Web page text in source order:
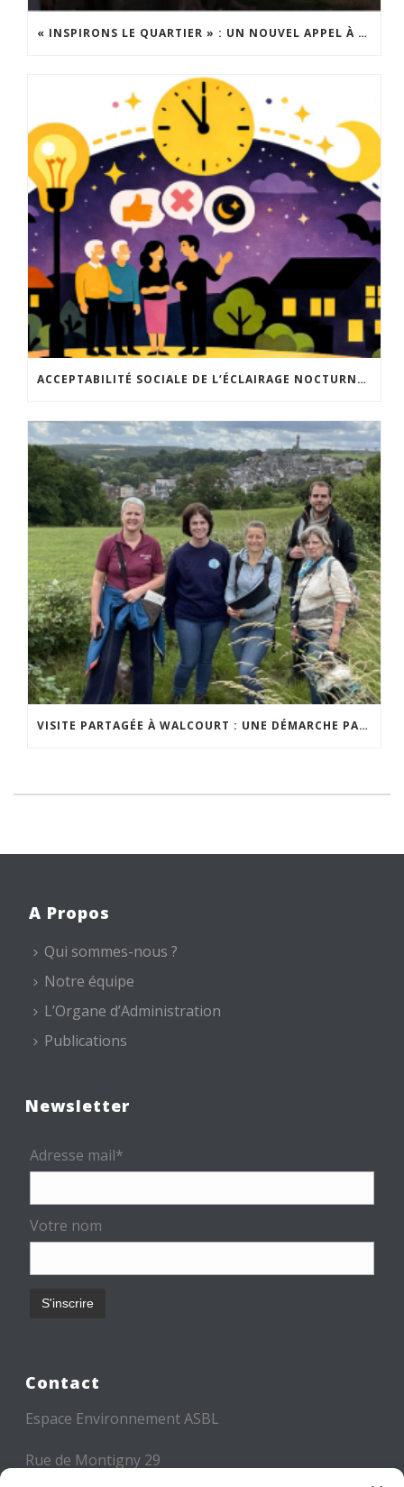
« INSPIRONS LE QUARTIER » : UN NOUVEL APPEL À PROJETS EST LANCÉ !
ACCEPTABILITÉ SOCIALE DE L’ÉCLAIRAGE NOCTURNE : LE REPLAY EST DISPONIBLE
VISITE PARTAGÉE À WALCOURT : UNE DÉMARCHE PARTICIPATIVE ANIMÉE PAR ESPACE ENVIRONNEMENT
A Propos
Qui sommes-nous ?
Notre équipe
L’Organe d’Administration
Publications
Newsletter
Adresse mail*
Votre nom
Contact
Espace Environnement ASBL
Rue de Montigny 29